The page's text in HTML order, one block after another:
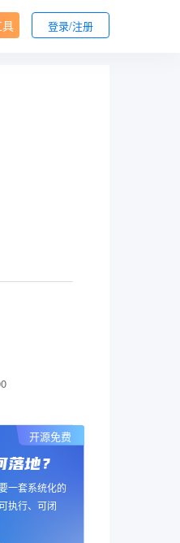
登录/注册
开源免费
地？
一套系统化的
执行、可闭